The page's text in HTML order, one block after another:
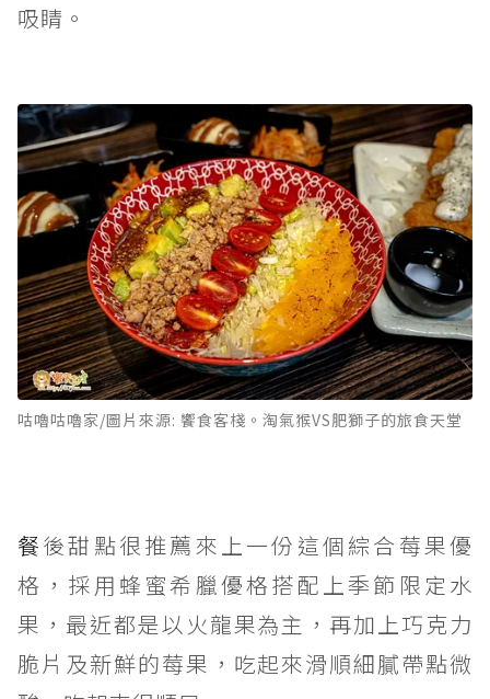
吸睛。
咕嚕咕嚕家/圖片來源: 饗食客棧。淘氣猴VS肥獅子的旅食天堂
餐後甜點很推薦來上一份這個綜合莓果優
格，採用蜂蜜希臘優格搭配上季節限定水
果，最近都是以火龍果為主，再加上巧克力
脆片及新鮮的莓果，吃起來滑順細膩帶點微